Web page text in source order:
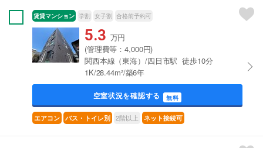
賃貸マンション 学割 女子割 合格前予約可
5.3 万円
(管理費等：4,000円)
関西本線（東海）/四日市駅 徒歩10分
1K/28.44m²/築6年
空室状況を確認する 無料
エアコン バス・トイレ別 2階以上 ネット接続可